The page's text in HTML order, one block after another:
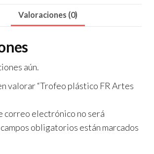
Valoraciones (0)
aún.
valorar “Trofeo plástico FR Artes
correo electrónico no será
campos obligatorios están marcados